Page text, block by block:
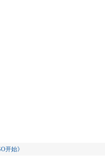
开始》